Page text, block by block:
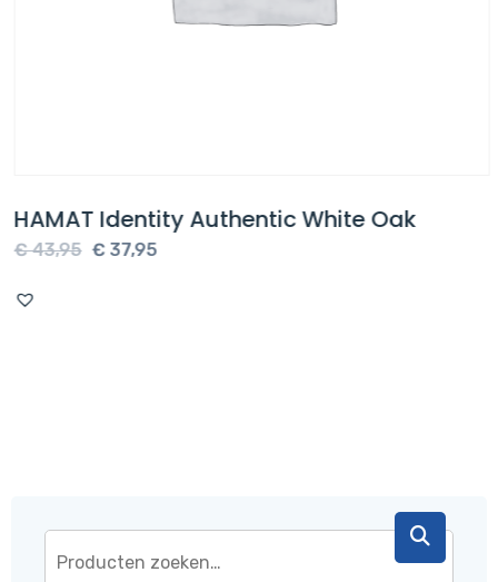
HAMAT Identity Authentic White Oak
€43,95
Oorspronkelijke
€37,95Huidige